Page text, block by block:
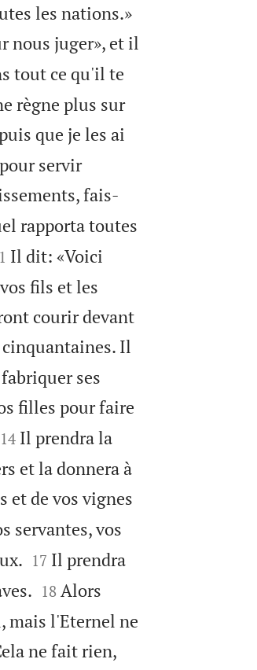
les nations.»
nous juger», et il
tout ce qu'il te
règne plus sur
que je les ai
servir
fais-
rapporta toutes
Il dit: «Voici
fils et les
courir devant
Il
ses
filles pour faire

14 Il prendra la
et la donnera à
et de vos vignes
servantes, vos

17 Il prendra

18 Alors
mais l'Eternel ne
ne fait rien,